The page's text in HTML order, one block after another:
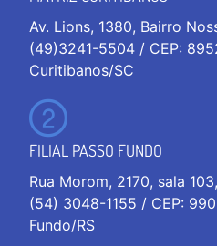
Av. Lions, 1380, Bairro
(49)3241-5504 / CEP:
Curitibanos/SC
FILIAL PASSO FUNDO
Rua Morom, 2170, sala
(54) 3048-1155 / CEP:
Fundo/RS